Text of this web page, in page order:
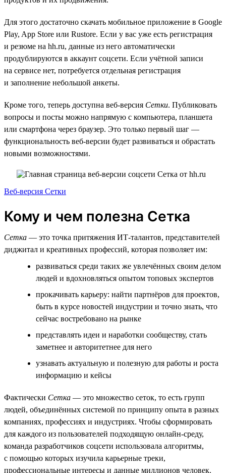
Для этого достаточно скачать мобильное приложение в Google
Play, App Store или Rustore. Если у вас уже есть регистрация
и резюме на hh.ru, данные из него автоматически
продублируются в аккаунт соцсети. Если учётной записи
на сервисе нет, потребуется отдельная регистрация
и заполнение небольшой анкеты.
Кроме того, теперь доступна веб-версия Сетки. Публиковать
вопросы и посты можно напрямую с компьютера, планшета
или смартфона через браузер. Это только первый шаг —
функциональность веб-версии будет развиваться и обрастать
новыми возможностями.
Веб-версия Сетки
Кому и чем полезна Сетка
Сетка — это точка притяжения ИТ-талантов, представителей
диджитал и креативных профессий, которая позволяет им:
развиваться среди таких же увлечённых своим делом
людей и вдохновляться опытом топовых экспертов
прокачивать карьеру: найти партнёров для проектов,
быть в курсе новостей индустрии и точно знать, что
сейчас востребовано на рынке
представлять идеи и наработки сообществу, стать
заметнее и авторитетнее для него
узнавать актуальную и полезную для работы и роста
информацию и кейсы
Фактически Сетка — это множество сеток, то есть групп
людей, объединённых системой по принципу опыта в разных
компаниях, профессиях и индустриях. Чтобы сформировать
для каждого из пользователей подходящую онлайн-среду,
команда разработчиков соцсети использовала алгоритмы,
с помощью которых изучила карьерные треки,
профессиональные интересы и данные миллионов человек.